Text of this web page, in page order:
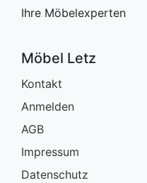
Ihre Möbelexperten
Möbel Letz
Kontakt
Anmelden
AGB
Impressum
Datenschutz